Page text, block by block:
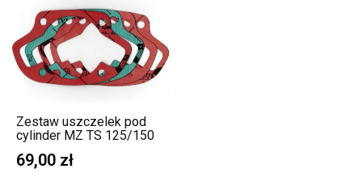
Zestaw uszczelek pod
cylinder MZ TS 125/150
69,00 zł